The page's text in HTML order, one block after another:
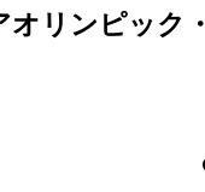
オリンピック